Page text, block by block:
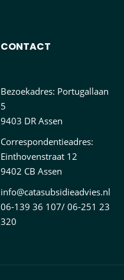
CONTACT
Bezoekadres: Portugallaan
5
9403 DR Assen
Correspondentieadres:
Einthovenstraat 12
9402 CB Assen
info@catasubsidieadvies.nl
06-139 36 107/ 06-251 23
320